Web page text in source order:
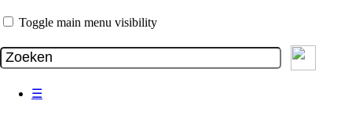
Toggle main menu visibility
☰